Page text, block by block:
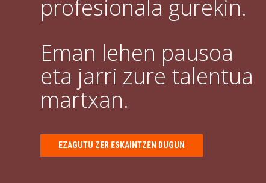
profesionala gurekin.
Eman lehen pausoa
eta jarri zure talentua
martxan.
EZAGUTU ZER ESKAINTZEN DUGUN